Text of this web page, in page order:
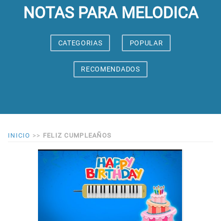
NOTAS PARA MELODICA
CATEGORIAS POPULAR
RECOMENDADOS
INICIO >> FELIZ CUMPLEAÑOS